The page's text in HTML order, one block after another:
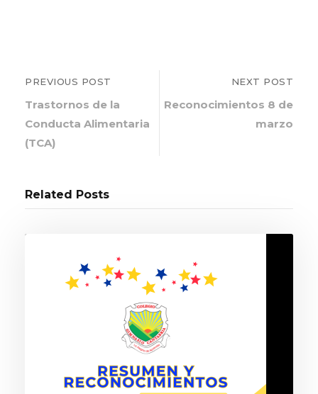
PREVIOUS POST
Trastornos de la
Conducta Alimentaria
(TCA)
NEXT POST
Reconocimientos 8 de
marzo
Related Posts